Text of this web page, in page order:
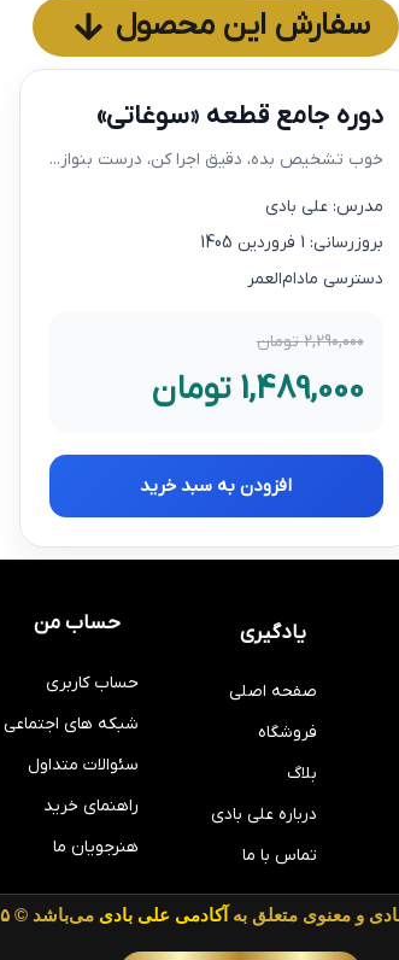
سفارش این محصول
دوره جامع قطعه «سوغاتی»
خوب تشخیص بده، دقیق اجرا کن، درست بنواز...
مدرس: علی بادی
بروزرسانی: 1 فروردین 1405
دسترسی مادام‌العمر
2,290,000 تومان
1,489,000 تومان
افزودن به سبد خرید
یادگیری
صفحه اصلی
فروشگاه
بلاگ
درباره علی بادی
تماس با ما
حساب من
حساب کاربری
شبکه های اجتماعی
سئوالات متداول
راهنمای خرید
هنرجویان ما
و معنوی متعلق به آکادمی علی بادی می‌باشد © ۱۴۰۵